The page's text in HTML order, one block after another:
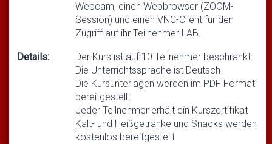
Webcam, einen Webbrowser (ZOOM-
Session) und einen VNC-Client für den
Zugriff auf ihr Teilnehmer LAB.
Details:
Der Kurs ist auf 10 Teilnehmer beschränkt
Die Unterrichtssprache ist Deutsch
Die Kursunterlagen werden im PDF Format
bereitgestellt
Jeder Teilnehmer erhält ein Kurszertifikat
Kalt- und Heißgetränke und Snacks werden
kostenlos bereitgestellt